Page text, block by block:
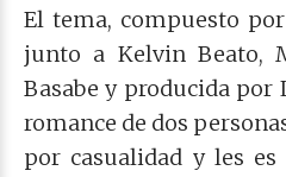
El tema, compuesto
junto a Kelvin Beato,
Basabe y producida por
romance de dos
por casualidad y les es